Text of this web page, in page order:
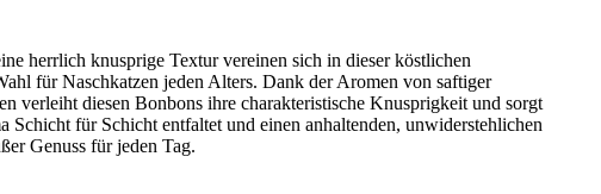
herrlich knusprige Textur vereinen sich in dieser köstlichen
für Naschkatzen jeden Alters. Dank der Aromen von saftiger
verleiht diesen Bonbons ihre charakteristische Knusprigkeit und sorgt
für Schicht entfaltet und einen anhaltenden, unwiderstehlichen
Genuss für jeden Tag.